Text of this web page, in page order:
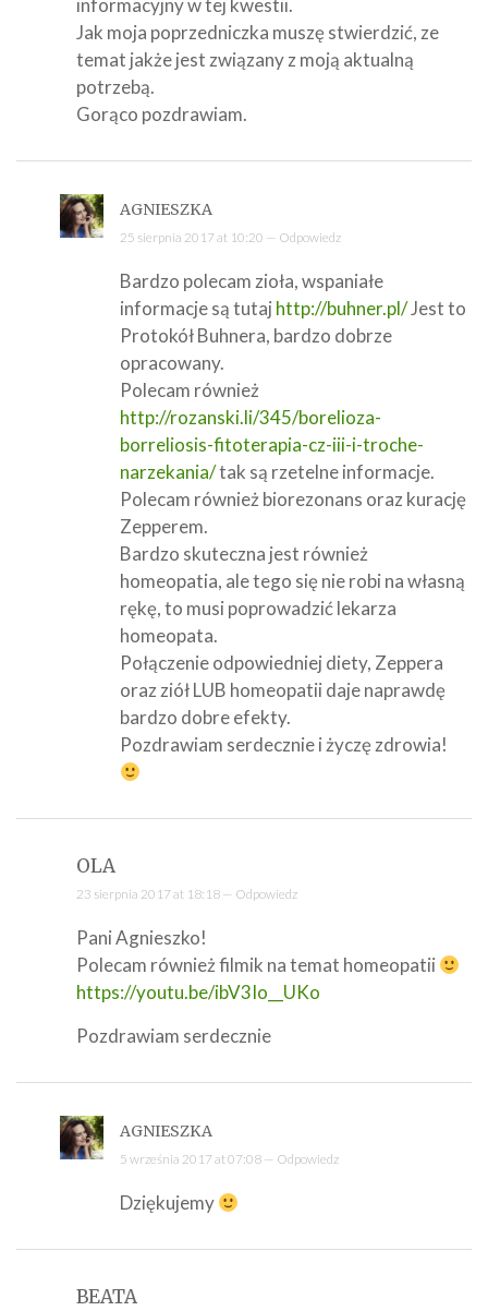
informacyjny w tej kwestii.
Jak moja poprzedniczka muszę stwierdzić, ze
temat jakże jest związany z moją aktualną
potrzebą.
Gorąco pozdrawiam.
AGNIESZKA
25 sierpnia 2017 at 10:20 — Odpowiedz
Bardzo polecam zioła, wspaniałe
informacje są tutaj http://buhner.pl/Jest to
Protokół Buhnera, bardzo dobrze
opracowany.
Polecam również
http://rozanski.li/345/borelioza-
borreliosis-fitoterapia-cz-iii-i-troche-
narzekania/tak są rzetelne informacje.
Polecam również biorezonans oraz kurację
Zepperem.
Bardzo skuteczna jest również
homeopatia, ale tego się nie robi na własną
rękę, to musi poprowadzić lekarza
homeopata.
Połączenie odpowiedniej diety, Zeppera
oraz ziół LUB homeopatii daje naprawdę
bardzo dobre efekty.
Pozdrawiam serdecznie i życzę zdrowia!
OLA
23 sierpnia 2017 at 18:18 — Odpowiedz
Pani Agnieszko!
Polecam również filmik na temat homeopatii
https://youtu.be/ibV3Io__UKo
Pozdrawiam serdecznie
AGNIESZKA
5 września 2017 at 07:08 — Odpowiedz
Dziękujemy
BEATA